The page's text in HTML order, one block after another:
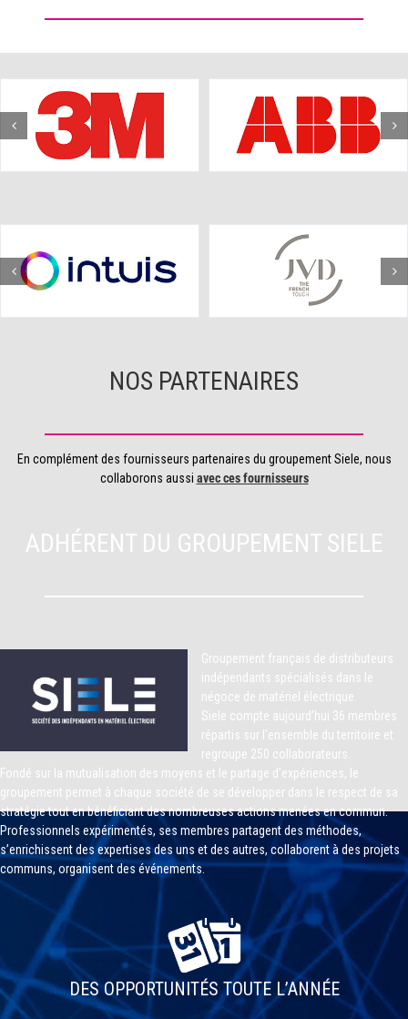
NOS PARTENAIRES
En complément des fournisseurs partenaires du groupement Siele, nous
collaborons aussi avec ces fournisseurs
ADHÉRENT DU GROUPEMENT SIELE
Groupement français de distributeurs
indépendants spécialisés dans le
négoce de matériel électrique.
Siele compte aujourd’hui 36 membres
répartis sur l’ensemble du territoire et
regroupe 250 collaborateurs.
Fondé sur la mutualisation des moyens et le partage d’expériences, le
groupement permet à chaque société de se développer dans le respect de sa
stratégie tout en bénéficiant des nombreuses actions menées en commun.
Professionnels expérimentés, ses membres partagent des méthodes,
s’enrichissent des expertises des uns et des autres, collaborent à des projets
communs, organisent des événements.
DES OPPORTUNITÉS TOUTE L’ANNÉE